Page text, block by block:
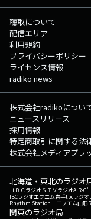
聴取について
配信エリア
利用規約
プライバシーポリシー
ライセンス情報
radiko news
株式会社radikoについ
ニュースリリース
採用情報
特定商取引に関する法
株式会社メディアプラ
北海道・東北のラジオ
ＨＢＣラジオＳＴＶラジオAIR-G'
IBCラジオエフエム岩手tbcラジオ
Rhythm Station エフエム山形
関東のラジオ局